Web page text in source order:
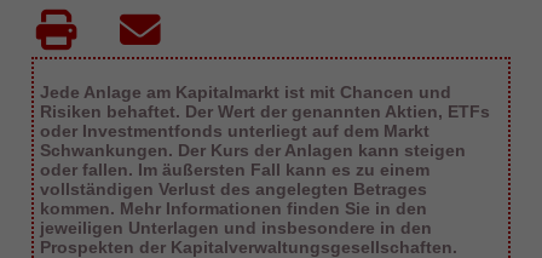
Jede Anlage am Kapitalmarkt ist mit Chancen und
Risiken behaftet. Der Wert der genannten Aktien, ETFs
oder Investmentfonds unterliegt auf dem Markt
Schwankungen. Der Kurs der Anlagen kann steigen
oder fallen. Im äußersten Fall kann es zu einem
vollständigen Verlust des angelegten Betrages
kommen. Mehr Informationen finden Sie in den
jeweiligen Unterlagen und insbesondere in den
Prospekten der Kapitalverwaltungsgesellschaften.